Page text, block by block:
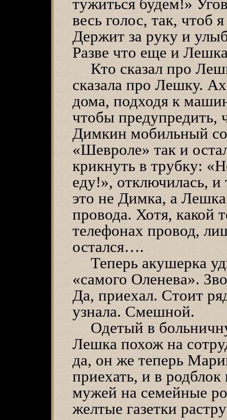
тужиться будем!»
весь голос, так, чтоб
Держит за руку и
Разве что еще и
Кто сказал про
сказала про Лешку.
дома, подходя к
чтобы предупредить,
Димкин мобильный
«Шевроле» так и
крикнуть в трубку:
еду!», отключилась, и
это не Димка, а
провода. Хотя, какой
телефонах провод,
остался….
Теперь акушерка
«самого Оленева».
Да, приехал. Стоит
узнала. Смешной.
Одетый в
Лешка похож на
да, он же теперь
приехать, и в родблок
мужей на семейные
желтые газетки